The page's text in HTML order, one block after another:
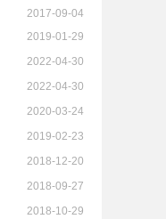
2017-09-04
2019-01-29
2022-04-30
2022-04-30
2020-03-24
2019-02-23
2018-12-20
2018-09-27
2018-10-29